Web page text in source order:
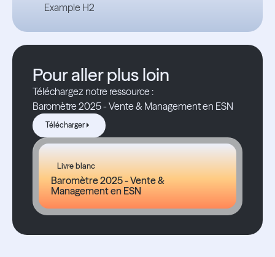
Example H2
Pour aller plus loin
Téléchargez notre ressource :
Baromètre 2025 - Vente & Management en ESN
Télécharger
Télécharger
Livre blanc
Baromètre 2025 - Vente &
Management en ESN